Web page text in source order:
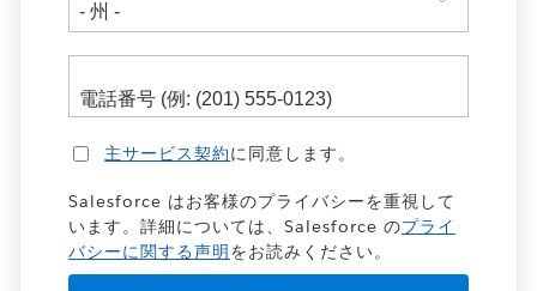
主サービス契約に同意します。
Salesforce はお客様のプライバシーを重視して
います。詳細については、Salesforce のプライ
バシーに関する声明をお読みください。